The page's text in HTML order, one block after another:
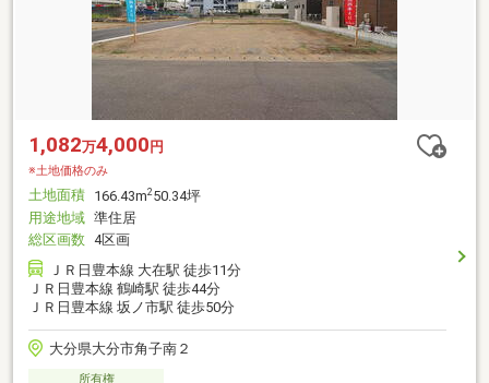
1,082万4,000 円
※土地価格のみ
土地面積 166.43m250.34坪
用途地域 準住居
総区画数 4区画
ＪＲ日豊本線 大在駅 徒歩11分
ＪＲ日豊本線 鶴崎駅 徒歩44分
ＪＲ日豊本線 坂ノ市駅 徒歩50分
大分県大分市角子南２
所有権